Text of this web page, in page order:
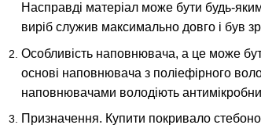
Насправді матеріал може бути будь-
виріб служив максимально довго і був
Особливість наповнювача, а це може
основі наповнювача з поліефірного
наповнювачами володіють
Призначення. Купити покривало